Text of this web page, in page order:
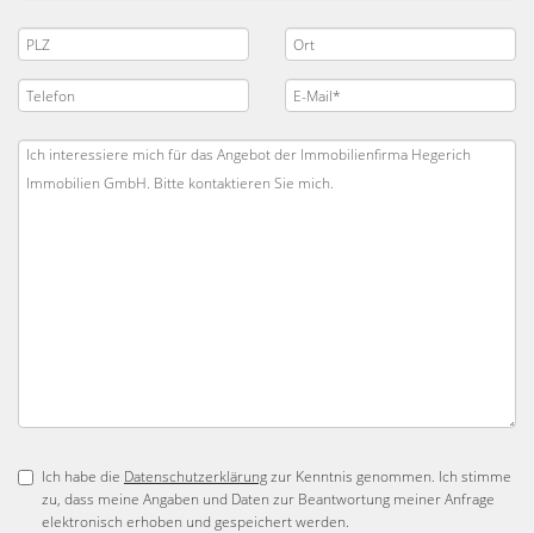
Ich habe die Datenschutzerklärungzur Kenntnis genommen. Ich stimme
zu, dass meine Angaben und Daten zur Beantwortung meiner Anfrage
elektronisch erhoben und gespeichert werden.